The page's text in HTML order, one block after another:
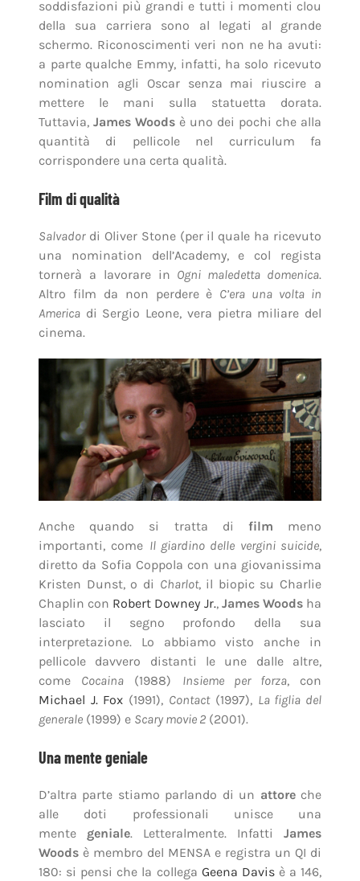
soddisfazioni più grandi e tutti i momenti clou
della sua carriera sono al legati al grande
schermo. Riconoscimenti veri non ne ha avuti:
a parte qualche Emmy, infatti, ha solo ricevuto
nomination agli Oscar senza mai riuscire a
mettere le mani sulla statuetta dorata.
Tuttavia, James Woods è uno dei pochi che alla
quantità di pellicole nel curriculum fa
corrispondere una certa qualità.
Film di qualità
Salvadordi Oliver Stone (per il quale ha ricevuto
una nomination dell’Academy, e col regista
tornerà a lavorare in Ogni maledetta domenica.
Altro film da non perdere è C’era una volta in
Americadi Sergio Leone, vera pietra miliare del
cinema.
Anche quando si tratta di film meno
importanti, come Il giardino delle vergini suicide,
diretto da Sofia Coppola con una giovanissima
Kristen Dunst, o di Charlot, il biopic su Charlie
Chaplin con Robert Downey Jr., James Woodsha
lasciato il segno profondo della sua
interpretazione. Lo abbiamo visto anche in
pellicole davvero distanti le une dalle altre,
come Cocaina (1988) Insieme per forza, con
Michael J. Fox (1991), Contact(1997), La figlia del
generale(1999) e Scary movie 2(2001).
Una mente geniale
D’altra parte stiamo parlando di un attoreche
alle doti professionali unisce una
mente geniale. Letteralmente. InfattiJames
Woodsè membro del MENSA e registra un QI di
180: si pensi che la collega Geena Davisè a 146,